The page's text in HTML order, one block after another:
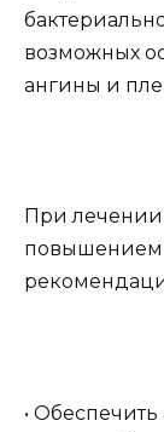
возможных
ангины и
При
повышением
•